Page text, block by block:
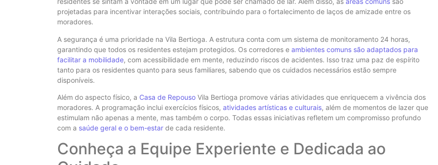
projetadas para incentivar interações sociais, contribuindo para o fortalecimento de laços de amizade entre os
moradores.
A segurança é uma prioridade na Vila Bertioga. A estrutura conta com um sistema de monitoramento 24 horas,
garantindo que todos os residentes estejam protegidos. Os corredores e ambientes comuns são adaptados para
facilitar a mobilidade, com acessibilidade em mente, reduzindo riscos de acidentes. Isso traz uma paz de espírito
tanto para os residentes quanto para seus familiares, sabendo que os cuidados necessários estão sempre
disponíveis.
Além do aspecto físico, a Casa de Repouso Vila Bertioga promove várias atividades que enriquecem a vivência dos
moradores. A programação inclui exercícios físicos, atividades artísticas e culturais, além de momentos de lazer que
estimulam não apenas a mente, mas também o corpo. Todas essas iniciativas refletem um compromisso profundo
com a saúde geral e o bem-estar de cada residente.
Conheça a Equipe Experiente e Dedicada ao